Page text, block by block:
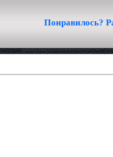
Понравилось?